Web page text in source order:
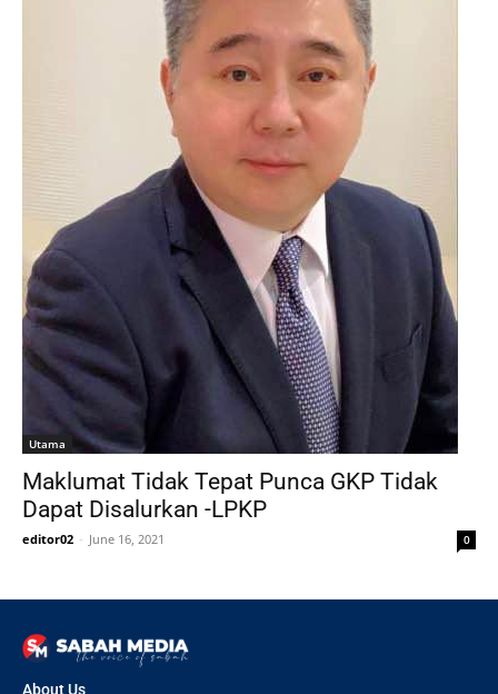
Utama
Maklumat Tidak Tepat Punca GKP Tidak
Dapat Disalurkan -LPKP
editor02 - June 16, 2021 0
About Us